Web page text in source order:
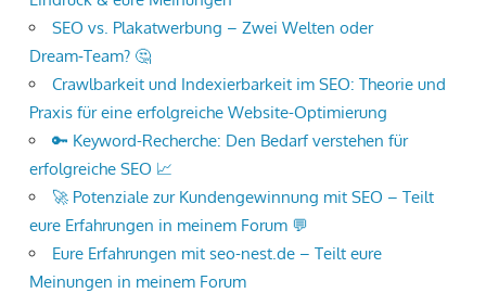
SEO vs. Plakatwerbung – Zwei Welten oder
Dream‑Team? 🤔
Crawlbarkeit und Indexierbarkeit im SEO: Theorie und
Praxis für eine erfolgreiche Website-Optimierung
🔑 Keyword-Recherche: Den Bedarf verstehen für
erfolgreiche SEO 📈
🚀 Potenziale zur Kundengewinnung mit SEO – Teilt
eure Erfahrungen in meinem Forum 💬
Eure Erfahrungen mit seo-nest.de – Teilt eure
Meinungen in meinem Forum